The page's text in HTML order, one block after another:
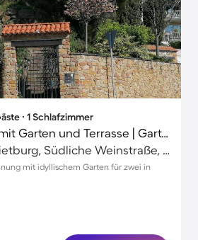
∙ 1 Schlafzimmer
Ferienwohnung mit Garten und Terrasse | Gartenblick
Rhodt unter Rietburg, Südliche Weinstraße, Deutschland
mit idyllischem Garten für zwei in